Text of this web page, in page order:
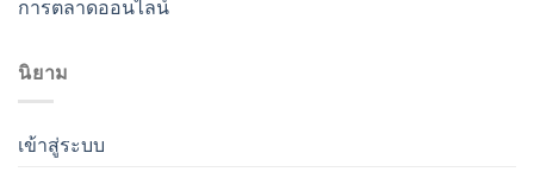
การตลาดออนไลน์
นิยาม
เข้าสู่ระบบ